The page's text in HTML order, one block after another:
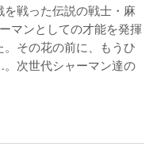
戦った伝説の戦士・麻
マンとしての才能を発揮
その花の前に、もうひ
次世代シャーマン達の